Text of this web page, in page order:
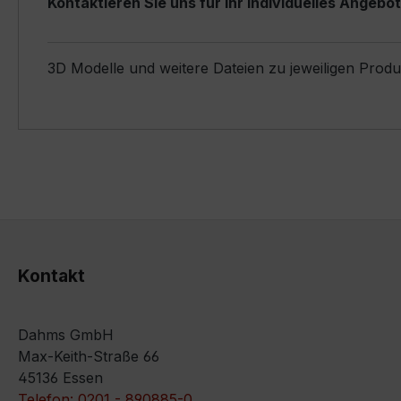
3D Modelle und weitere Dateien zu jeweiligen
Kontakt
Dahms GmbH
Max-Keith-Straße 66
45136 Essen